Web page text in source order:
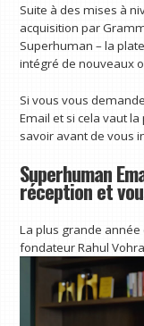
Suite à des mises à
acquisition par
Superhuman – la
intégré de nouveaux
Si vous vous
Email et si cela vaut
savoir avant de vous
Superhuman
réception et
La plus grande
fondateur Rahul